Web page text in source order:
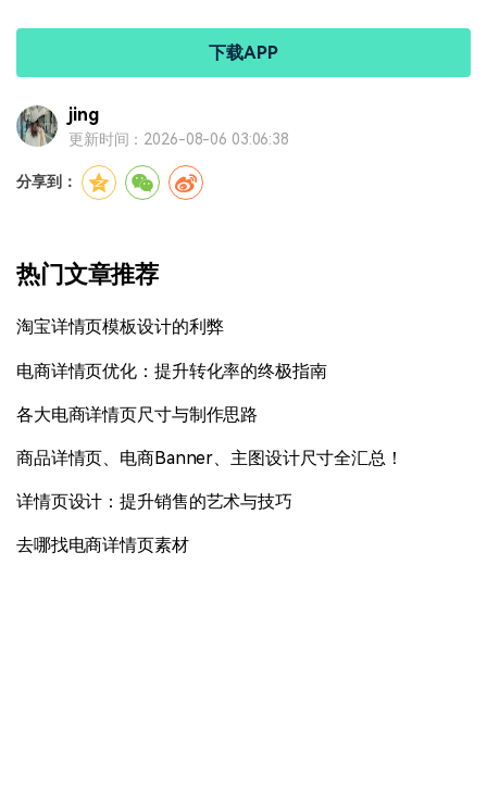
下载APP
jing
更新时间：2026-08-06 03:06:38
分享到：
热门文章推荐
淘宝详情页模板设计的利弊
电商详情页优化：提升转化率的终极指南
各大电商详情页尺寸与制作思路
商品详情页、电商Banner、主图设计尺寸全汇总！
详情页设计：提升销售的艺术与技巧
去哪找电商详情页素材